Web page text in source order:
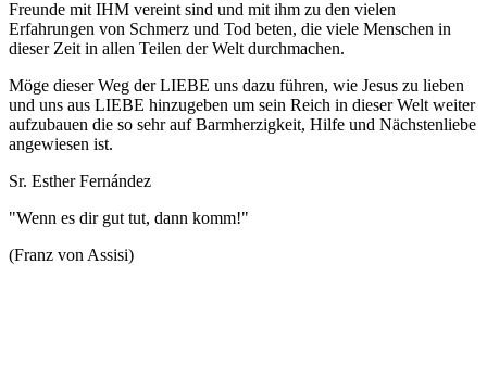
Freunde mit IHM vereint sind und mit ihm zu den vielen
Erfahrungen von Schmerz und Tod beten, die viele Menschen in
dieser Zeit in allen Teilen der Welt durchmachen.
Möge dieser Weg der LIEBE uns dazu führen, wie Jesus zu lieben
und uns aus LIEBE hinzugeben um sein Reich in dieser Welt weiter
aufzubauen die so sehr auf Barmherzigkeit, Hilfe und Nächstenliebe
angewiesen ist.
Sr. Esther Fernández
"Wenn es dir gut tut, dann komm!"
(Franz von Assisi)